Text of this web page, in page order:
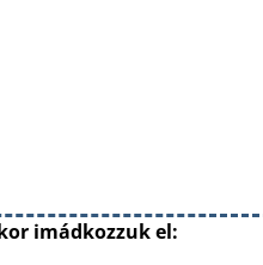
imádkozzuk el: